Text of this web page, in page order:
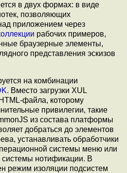
в двух формах: в виде
позволяющих
приложением через
рабочих примеров,
браузерные элементы,
представления эскизов
на комбинации
. Вместо загрузки XUL
файла, которому
привилегии, такие
из состава платформы
добраться до элементов
устанавливать обработчики
системы меню или
нотификации. В
режим изоляции подсистем